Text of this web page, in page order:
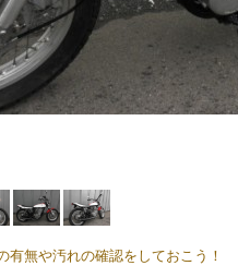
有無や汚れの確認をしておこう！